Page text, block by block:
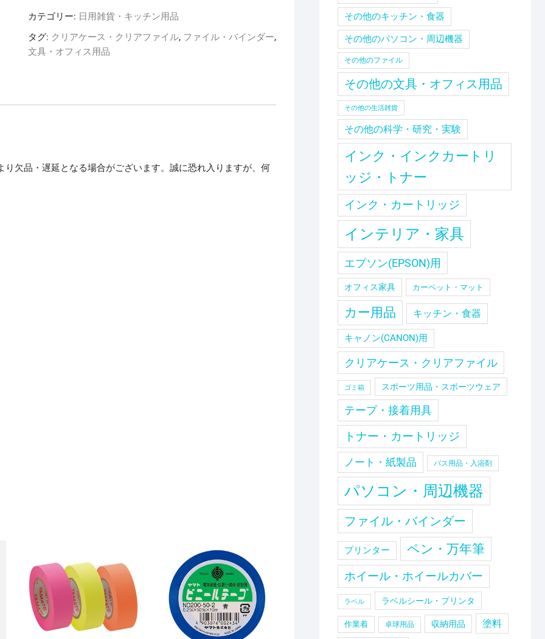
工
よ
り
350mm
カテゴリー: 日用雑貨・キッチン用品
タグ: クリアケース・クリアファイル, ファイル・バインダー,
文具・オフィス用品
欠品・遅延となる場合がございます。誠に恐れ入りますが、何
その他のキッチン・食器
その他のパソコン・周辺機器
その他のファイル
その他の文具・オフィス用品
その他の生活雑貨
その他の科学・研究・実験
インク・インクカートリ
ッジ・トナー
インク・カートリッジ
インテリア・家具
エプソン(EPSON)用
オフィス家具 カーペット・マット
カー用品 キッチン・食器
キャノン(CANON)用
クリアケース・クリアファイル
ゴミ箱 スポーツ用品・スポーツウェア
テープ・接着用具
トナー・カートリッジ
ノート・紙製品 バス用品・入浴剤
パソコン・周辺機器
ファイル・バインダー
プリンター ペン・万年筆
ホイール・ホイールカバー
ラベル ラベルシール・プリンタ
作業着 卓球用品 収納用品 塗料